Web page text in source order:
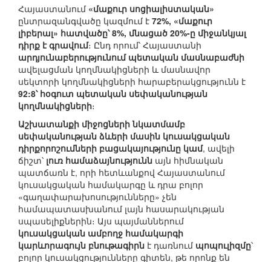
Հայաստանում «մաքուր սոցիալիստական»
ընտրազանգվածը կազմում է 72%, «մաքուր
լիբերալ» հատվածը՝ 8%, մնացած 20%-ը միջանկյալ
դիրք է գրավում։ Ընդ որում՝ Հայաստանի
արդյունաբերությունում պետական մասնաբաժնի
ավելացման կողմնակիցների և մասնավոր
սեկտորի կողմնակիցների հարաբերակցությունն է
92:8՝ հօգուտ պետական սեփականության
կողմնակիցների։
Աշխատանքի միջոցների նկատմամբ
սեփականության ձևերի մասին կուսակցական
դիրքորոշումների բացակայությունը կամ, ավելի
ճիշտ՝ լուռ համաձայնությունն այն հիմնական
պատճառն է, որի հետևանքով Հայաստանում
կուսակցական համակարգը և դրա բոլոր
«գաղափարախոսությունները» չեն
համապատասխանում լայն հասարակության
սպասելիքներին։ Այս պայմաններում
կուսակցական ամբողջ համակարգի
կարևորագույն բնութագիրն է դառնում պոպուլիզմը՝
բոլոր կուսակցությունները գիտեն, թե որոնք են